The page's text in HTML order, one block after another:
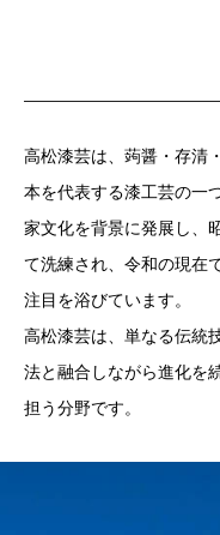
高松漆芸は、蒟醤・存清
本を代表する漆工芸の一
家文化を背景に発展し、
て洗練され、令和の現在
注目を浴びています。
高松漆芸は、単なる伝統
法と融合しながら進化を
担う分野です。